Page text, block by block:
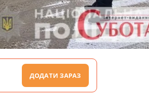
ДОДАТИ ЗАРАЗ